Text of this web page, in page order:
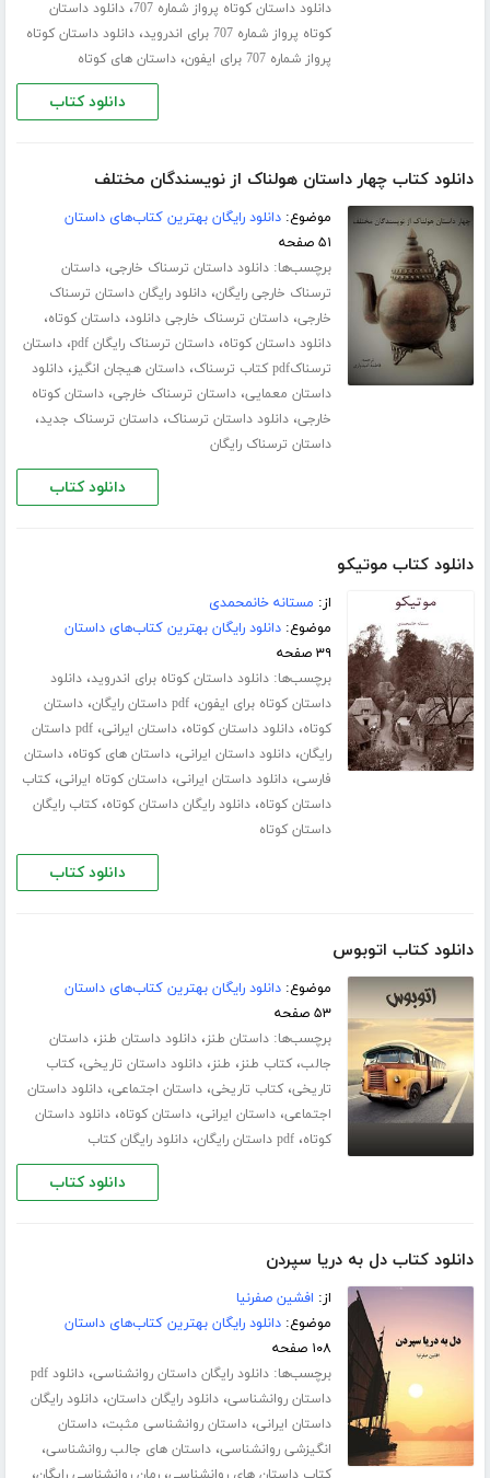
دانلود داستان کوتاه پرواز شماره 707 ،دانلود داستان
کوتاه پرواز شماره 707 برای اندروید
،دانلود داستان کوتاه
پرواز شماره 707 برای ایفون
،داستان های کوتاه
دانلود کتاب
دانلود کتاب چهار داستان هولناک از نویسندگان مختلف
موضوع:دانلود رایگان بهترین کتاب‌های داستان
۵۱ صفحه
برچسب‌ها:دانلود داستان ترسناک خارجی،داستان
ترسناک خارجی رایگان،دانلود رایگان داستان ترسناک
خارجی،داستان ترسناک خارجی دانلود،داستان کوتاه،
دانلود داستان کوتاه،داستان ترسناک رایگان pdf ،داستان
ترسناکpdf کتاب ترسناک
،داستان هیجان انگیز،دانلود
داستان معمایی،داستان ترسناک خارجی،داستان کوتاه
خارجی،دانلود داستان ترسناک،داستان ترسناک جدید،
داستان ترسناک رایگان
دانلود کتاب
دانلود کتاب موتیکو
از: مستانه خانمحمدی
موضوع:دانلود رایگان بهترین کتاب‌های داستان
۳۹ صفحه
برچسب‌ها:دانلود داستان کوتاه برای اندروید،دانلود
داستان کوتاه برای ایفون،pdf داستان رایگان ،داستان
کوتاه،دانلود داستان کوتاه،داستان ایرانی،
pdf داستان
رایگان،دانلود داستان ایرانی،داستان های کوتاه،داستان
فارسی،دانلود داستان ایرانی،داستان کوتاه ایرانی،کتاب
داستان کوتاه،دانلود رایگان داستان کوتاه،کتاب رایگان
داستان کوتاه
دانلود کتاب
دانلود کتاب اتوبوس
موضوع:دانلود رایگان بهترین کتاب‌های داستان
۵۳ صفحه
برچسب‌ها:داستان طنز،دانلود داستان طنز،داستان
جالب،کتاب طنز، طنز،دانلود داستان تاریخی،کتاب
تاریخی،کتاب تاریخی،داستان اجتماعی،دانلود داستان
اجتماعی،داستان ایرانی،داستان کوتاه،دانلود داستان
کوتاه،pdf داستان رایگان ،دانلود رایگان کتاب
دانلود کتاب
دانلود کتاب دل به دریا سپردن
از: افشین صفرنیا
موضوع:دانلود رایگان بهترین کتاب‌های داستان
۱۰۸ صفحه
برچسب‌ها:دانلود رایگان داستان روانشناسی،
دانلود pdf
داستان روانشناسی،دانلود رایگان داستان،دانلود رایگان
داستان ایرانی،داستان روانشناسی مثبت،داستان
انگیزشی روانشناسی،داستان های جالب روانشناسی،
کتاب داستان های روانشناسی رمان روانشناسی رایگان